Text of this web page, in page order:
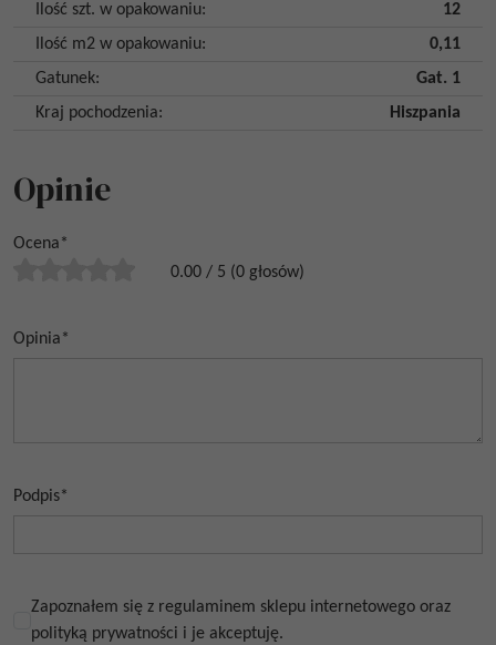
Ilość szt. w opakowaniu:
12
Ilość m2 w opakowaniu:
0,11
Gatunek:
Gat. 1
Kraj pochodzenia: Hiszpania
Opinie
Ocena*
0.00 / 5 (0 głosów)
Opinia*
Podpis*
Zapoznałem się z regulaminem sklepu internetowego oraz
polityką prywatności i je akceptuję.